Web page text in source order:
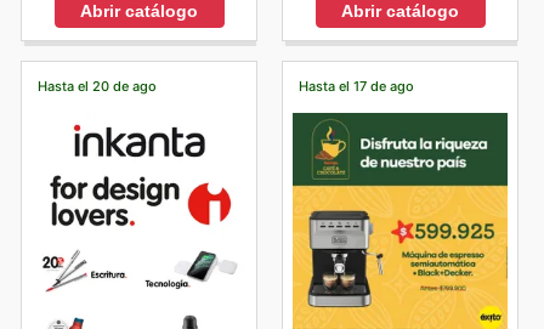
Abrir catálogo Abrir catálogo
Hasta el 20 de ago Hasta el 17 de ago